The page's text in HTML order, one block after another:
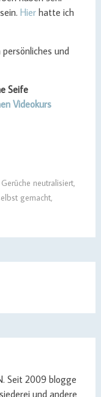
Hierhatte ich
und
Seife
Videokurs
neutralisiert,
gemacht,
Seit 2009 blogge
und andere